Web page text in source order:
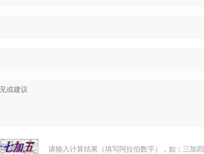
请输入计算结果（填写阿拉伯数字），如：三加四